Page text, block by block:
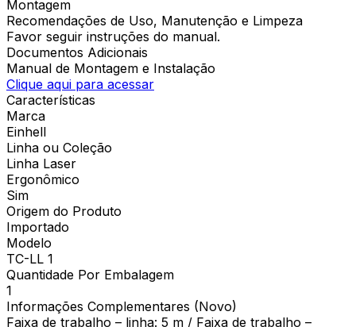
Montagem
Recomendações de Uso, Manutenção e Limpeza
Favor seguir instruções do manual.
Documentos Adicionais
Manual de Montagem e Instalação
Clique aqui para acessar
Características
Marca
Einhell
Linha ou Coleção
Linha Laser
Ergonômico
Sim
Origem do Produto
Importado
Modelo
TC-LL 1
Quantidade Por Embalagem
1
Informações Complementares (Novo)
Faixa de trabalho – linha: 5 m / Faixa de trabalho –